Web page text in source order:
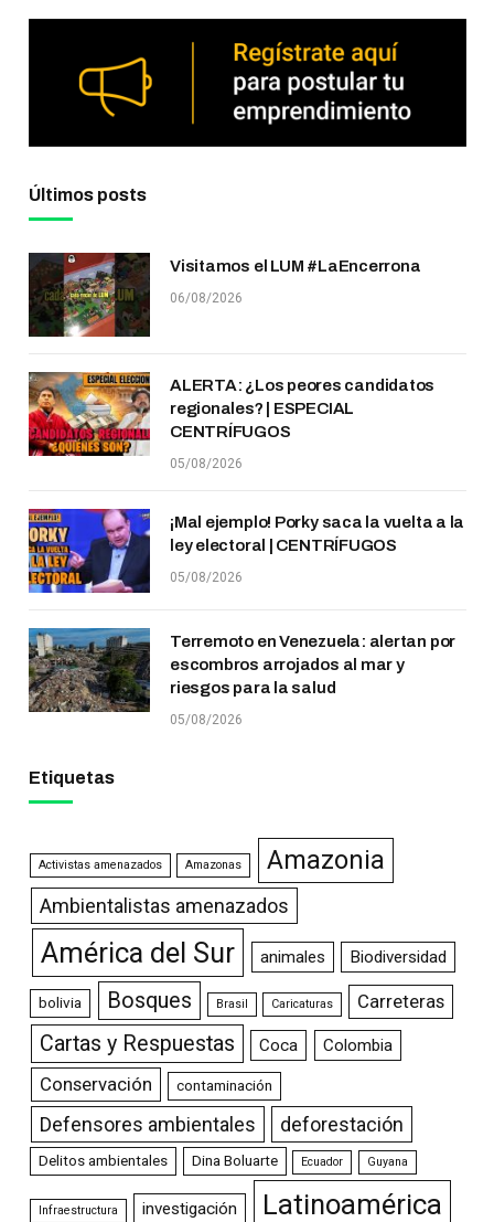
Últimos posts
Visitamos el LUM #LaEncerrona
06/08/2026
ALERTA: ¿Los peores candidatos
regionales? | ESPECIAL
CENTRÍFUGOS
05/08/2026
¡Mal ejemplo! Porky saca la vuelta a la
ley electoral | CENTRÍFUGOS
05/08/2026
Terremoto en Venezuela: alertan por
escombros arrojados al mar y
riesgos para la salud
05/08/2026
Etiquetas
Activistas amenazados Amazonas Amazonia
Ambientalistas amenazados
América del Sur animales Biodiversidad
bolivia Bosques Brasil Caricaturas Carreteras
Cartas y Respuestas Coca Colombia
Conservación contaminación
Defensores ambientales deforestación
Delitos ambientales Dina Boluarte Ecuador Guyana
Infraestructura investigación Latinoamérica